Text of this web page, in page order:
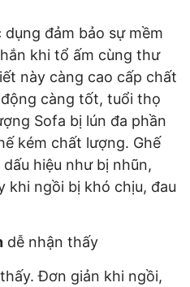
đảm bảo sự mềm
khi tổ ấm cùng thư
này càng cao cấp chất
càng tốt, tuổi thọ
Sofa bị lún đa phần
kém chất lượng. Ghế
hiệu như bị nhũn,
khi ngồi bị khó chịu, đau
dễ nhận thấy
Đơn giản khi ngồi,